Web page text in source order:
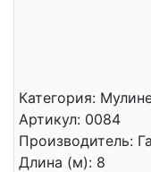
Категория:
Артикул: 0084
Производитель:
Длина (м): 8